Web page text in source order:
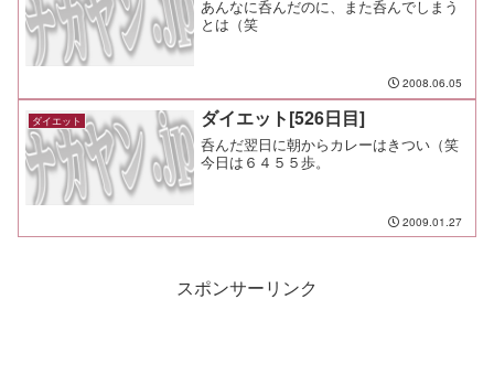
あんなに呑んだのに、また呑んでしまう
とは（笑
2008.06.05
ダイエット ダイエット[526日目]
呑んだ翌日に朝からカレーはきつい（笑
今日は６４５５歩。
2009.01.27
スポンサーリンク